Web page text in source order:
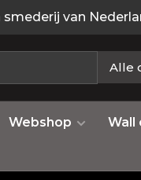
smederij van
Alle
Webshop Wall